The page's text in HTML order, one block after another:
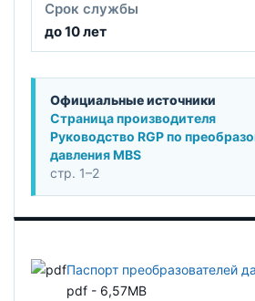
Срок службы
до 10 лет
Официальные источники
Страница производителя
Руководство RGP по
давления MBS
стр. 1–2
Паспорт преобразователей
pdf - 6,57MB